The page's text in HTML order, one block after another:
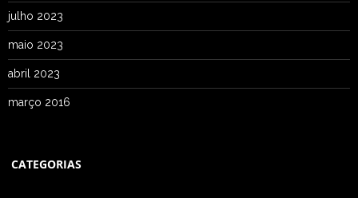
julho 2023
maio 2023
abril 2023
março 2016
CATEGORIAS